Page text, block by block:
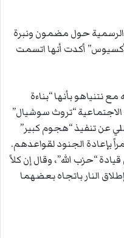
الرسمية حول مضمون ونبرة
أكدت أنها اتسمت
نتنياهو بأنها “بناءة
“تروث سوشيال”
عن تنفيذ “هجوم كبير”
بإعادة الجنود لقواعدهم.
“حزب الله”، وقال إن كلاً
النار باتجاه بعضهما